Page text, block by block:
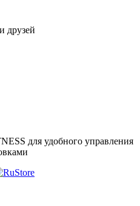
друзей
для удобного управления